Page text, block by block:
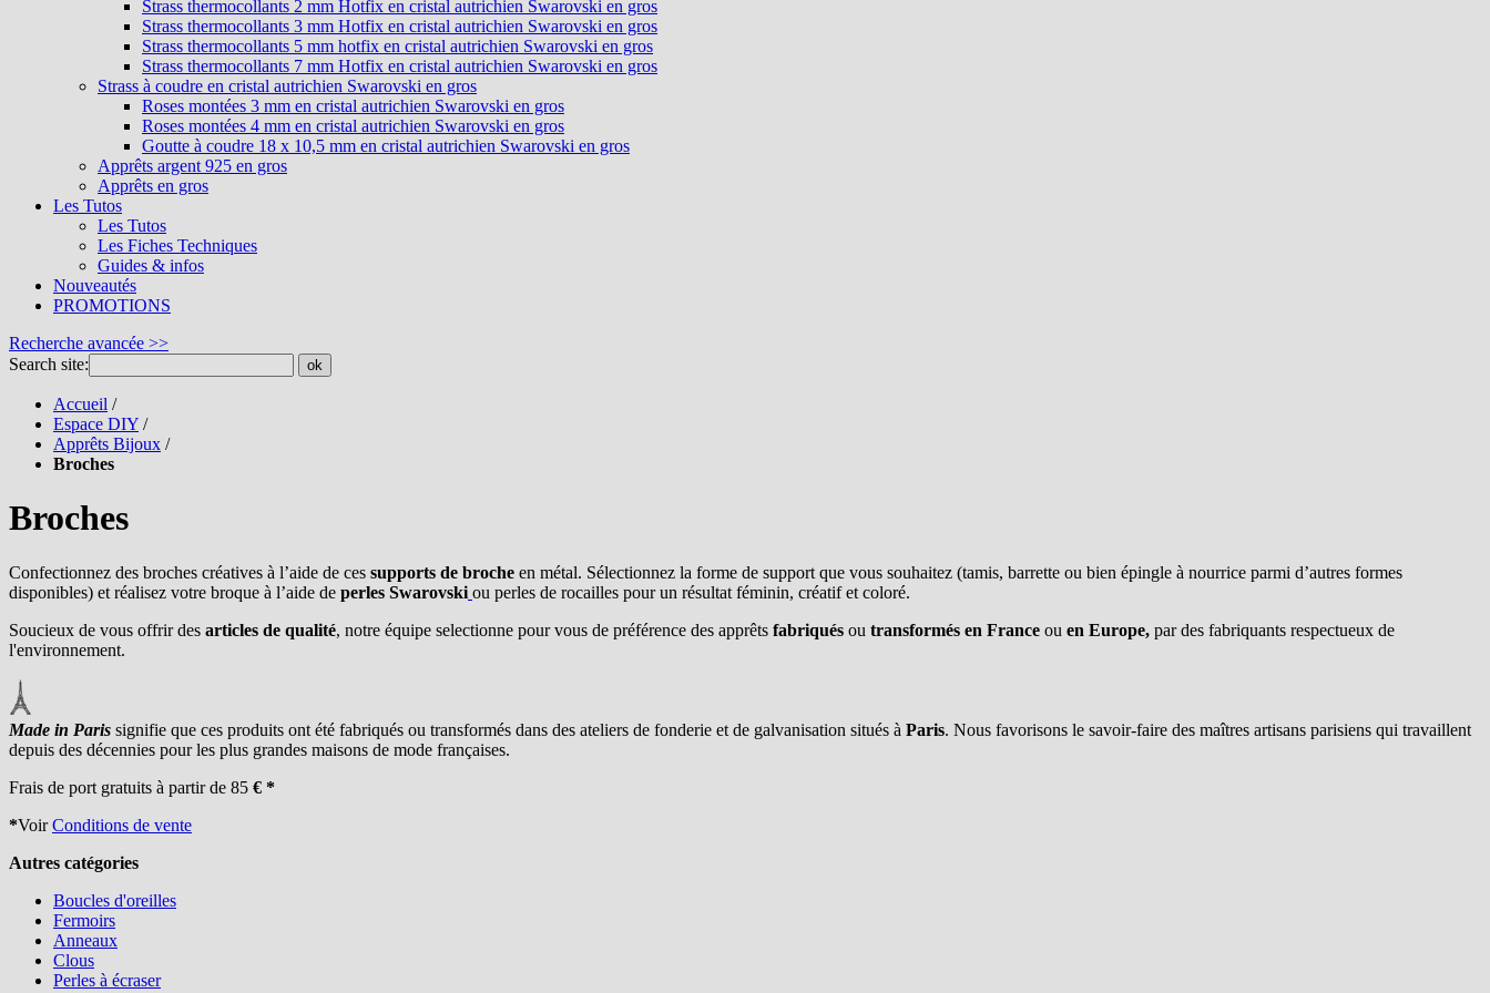
Strass thermocollants 2 mm Hotfix en cristal autrichien Swarovski en gros
Strass thermocollants 3 mm Hotfix en cristal autrichien Swarovski en gros
Strass thermocollants 5 mm hotfix en cristal autrichien Swarovski en gros
Strass thermocollants 7 mm Hotfix en cristal autrichien Swarovski en gros
Strass à coudre en cristal autrichien Swarovski en gros
Roses montées 3 mm en cristal autrichien Swarovski en gros
Roses montées 4 mm en cristal autrichien Swarovski en gros
Goutte à coudre 18 x 10,5 mm en cristal autrichien Swarovski en gros
Apprêts argent 925 en gros
Apprêts en gros
Les Tutos
Les Tutos
Les Fiches Techniques
Guides & infos
Nouveautés
PROMOTIONS
Recherche avancée >>
Search site:
ok
Accueil /
Espace DIY /
Apprêts Bijoux /
Broches
Broches
Confectionnez des broches créatives à l’aide de ces supports de broche en métal. Sélectionnez la forme de support que vous souhaitez (tamis, barrette ou bien épingle à nourrice parmi d’autres formes
disponibles) et réalisez votre broque à l’aide de perles Swarovski ou perles de rocailles pour un résultat féminin, créatif et coloré.
Soucieux de vous offrir des articles de qualité, notre équipe selectionne pour vous de préférence des apprêts fabriqués ou transformés en France ou en Europe, par des fabriquants respectueux de
l'environnement.
Made in Paris signifie que ces produits ont été fabriqués ou transformés dans des ateliers de fonderie et de galvanisation situés à Paris. Nous favorisons le savoir-faire des maîtres artisans parisiens qui travaillent
depuis des décennies pour les plus grandes maisons de mode françaises.
Frais de port gratuits à partir de 85 € *
*VoirConditions de vente
Autres catégories
Boucles d'oreilles
Fermoirs
Anneaux
Clous
Perles à écraser